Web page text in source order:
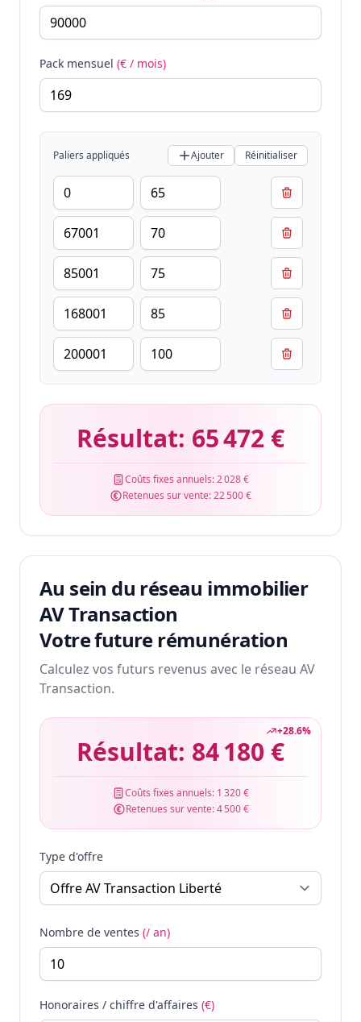
Pack mensuel (€ / mois)
Paliers appliqués Ajouter Réinitialiser
Résultat: 65 472 €
Coûts fixes annuels:2 028 €
Retenues sur vente:22 500 €
Au sein du réseau immobilier
AV Transaction
Votre future rémunération
Calculez vos futurs revenus avec le réseau AV
Transaction.
+28.6%
Résultat: 84 180 €
Coûts fixes annuels: 1 320 €
Retenues sur vente:4 500 €
Type d'offre
Nombre de ventes (/ an)
Honoraires / chiffre d'affaires (€)